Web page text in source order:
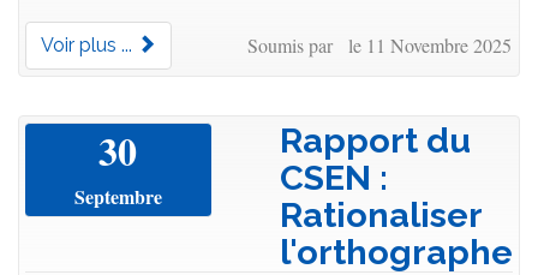
Voir plus ... Soumis par le 11 Novembre 2025
30
Septembre
Rapport du
CSEN :
Rationaliser
l'orthographe